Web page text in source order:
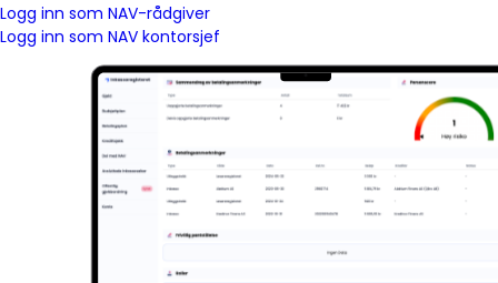
Logg inn som NAV-rådgiver
Logg inn som NAV kontorsjef